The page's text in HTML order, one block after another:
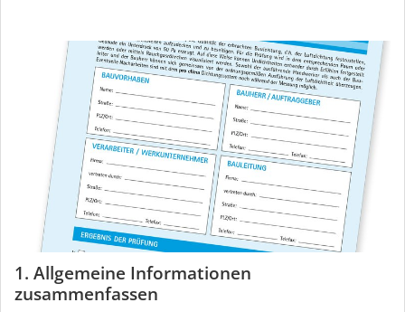
1. Allgemeine Informationen
zusammenfassen